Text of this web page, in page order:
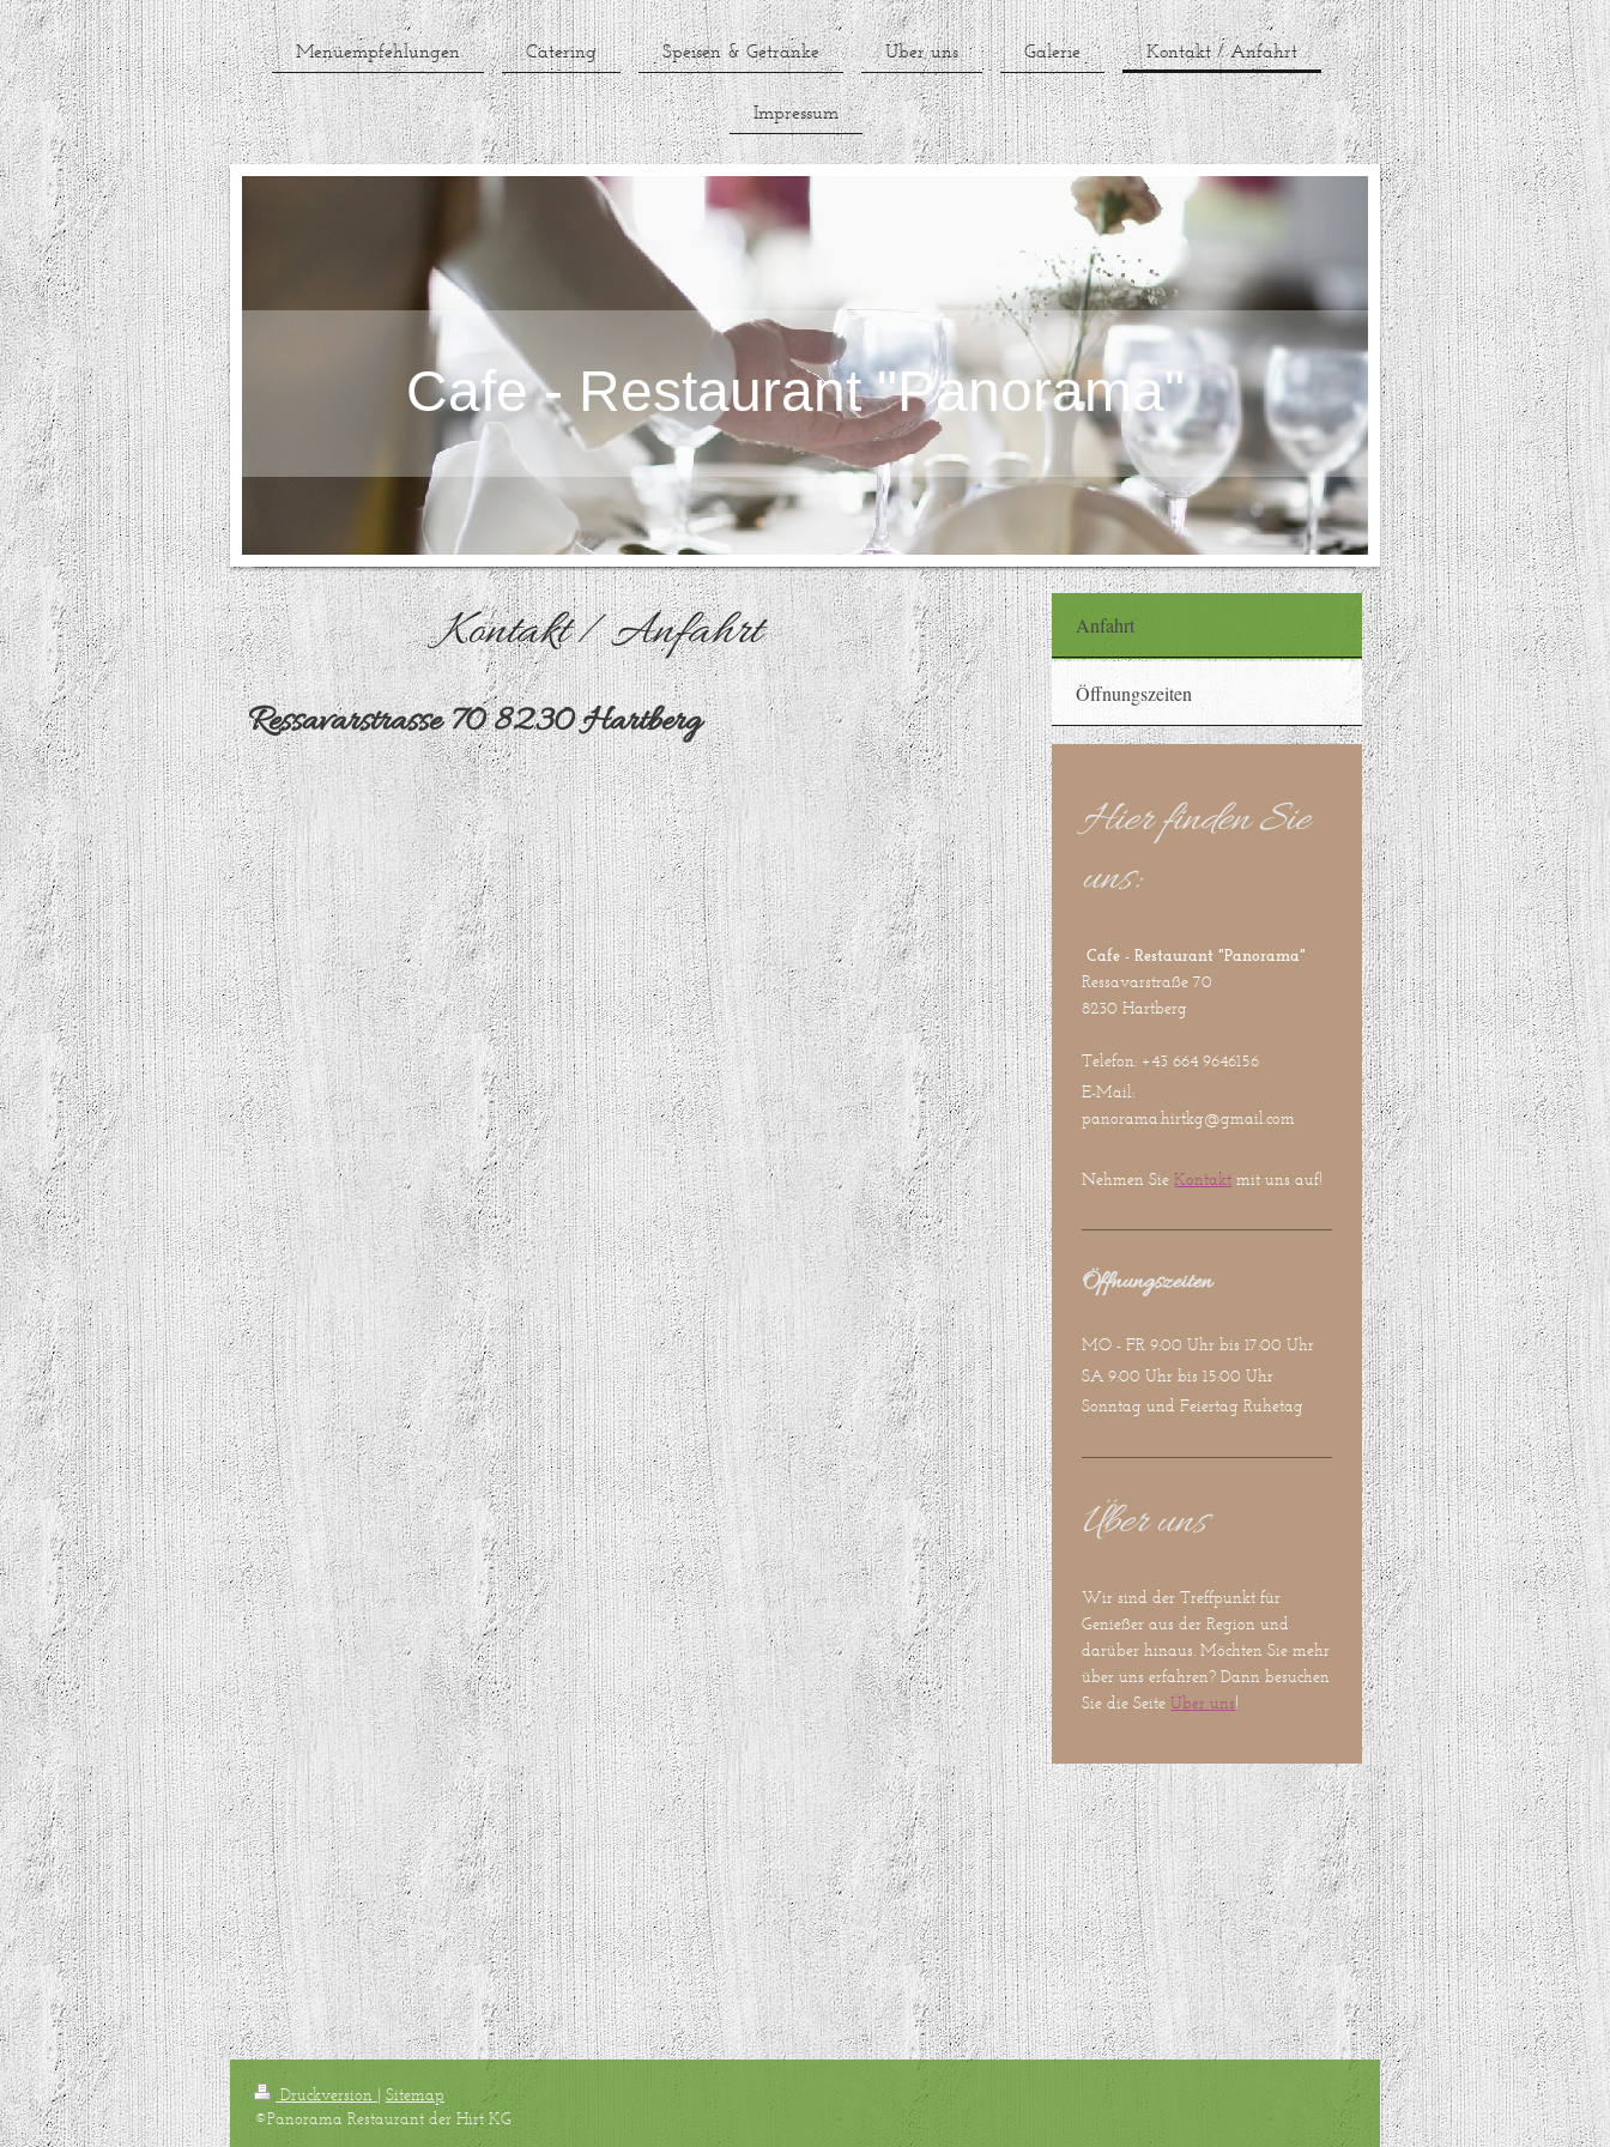
Menüempfehlungen Catering Speisen & Getränke Über uns Galerie Kontakt / Anfahrt
Impressum
Cafe - Restaurant "Panorama"
Kontakt / Anfahrt
Ressavarstrasse 70 8230 Hartberg
Anfahrt
Öffnungszeiten
Hier finden Sie
uns:
Cafe - Restaurant "Panorama"
Ressavarstraße 70
8230 Hartberg
Telefon: +43 664 9646156
E-Mail:
panorama.hirtkg@gmail.com
Nehmen SieKontakt mit uns auf!
Öffnungszeiten
MO - FR 9:00 Uhr bis 17:00 Uhr
SA 9:00 Uhr bis 15:00 Uhr
Sonntag und Feiertag Ruhetag
Über uns
Wir sind der Treffpunkt für
Genießer aus der Region und
darüber hinaus. Möchten Sie mehr
über uns erfahren? Dann besuchen
Sie die SeiteÜber uns!
Druckversion | Sitemap
©Panorama Restaurant der Hirt KG